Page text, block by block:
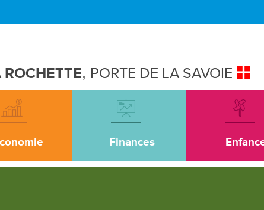
, PORTE DE LA SAVOIE
Finances